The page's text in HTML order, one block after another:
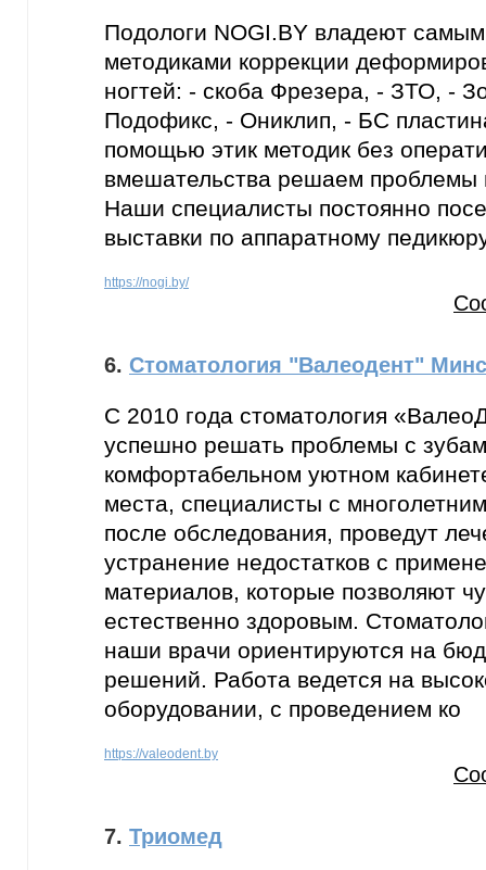
Подологи NOGI.BY владеют
методиками коррекции
ногтей: - скоба Фрезера, - ЗТО, -
Подофикс, - Ониклип, - БС
помощью этик методик без
вмешательства решаем проблемы
Наши специалисты постоянно
выставки по аппаратному
https://nogi.by/
6. Стоматология "Валеодент"
С 2010 года стоматология
успешно решать проблемы с
комфортабельном уютном
места, специалисты с
после обследования, проведут
устранение недостатков с
материалов, которые позволяют
естественно здоровым.
наши врачи ориентируются на
решений. Работа ведется на
оборудовании, с проведением ко
https://valeodent.by
7. Триомед